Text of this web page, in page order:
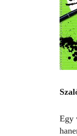
S
Egy